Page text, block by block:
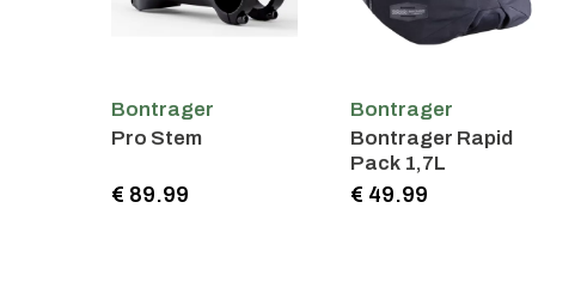
Bontrager
Pro Stem
€ 89.99
Bontrager
Bontrager Rapid
Pack 1,7L
€ 49.99